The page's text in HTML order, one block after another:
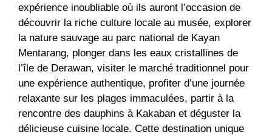
expérience inoubliable où ils auront l’occasion de
découvrir la riche culture locale au musée, explorer
la nature sauvage au parc national de Kayan
Mentarang, plonger dans les eaux cristallines de
l’île de Derawan, visiter le marché traditionnel pour
une expérience authentique, profiter d’une journée
relaxante sur les plages immaculées, partir à la
rencontre des dauphins à Kakaban et déguster la
délicieuse cuisine locale. Cette destination unique